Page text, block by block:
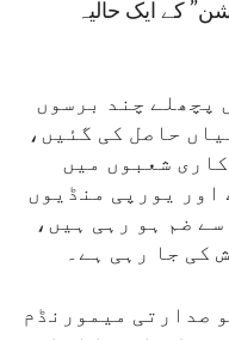
کے ایک حالیہ
پچھلے چند برسوں
حاصل کی گئیں،
شعبوں میں
اور یورپی منڈیوں
ضم ہو رہی ہیں،
کی جا رہی ہے۔
صدارتی میمورنڈم